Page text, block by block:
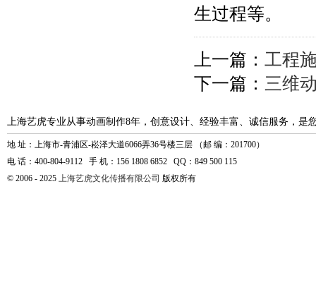
生过程等。
上一篇： 工程
下一篇： 三维
上海艺虎专业从事动画制作8年，创意设计、经验丰富、诚信服务，是
地 址：上海市-青浦区-崧泽大道6066弄36号楼三层 （邮 编：201700）
电 话：400-804-9112 手 机：156 1808 6852 QQ：849 500 115
© 2006 - 2025 上海艺虎文化传播有限公司 版权所有